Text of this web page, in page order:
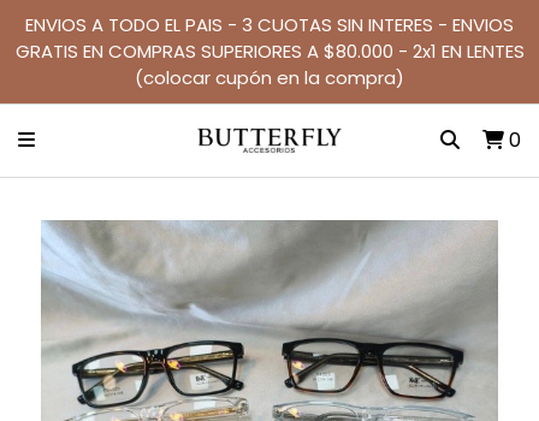
ENVIOS A TODO EL PAIS - 3 CUOTAS SIN INTERES - ENVIOS
GRATIS EN COMPRAS SUPERIORES A $80.000 - 2x1 EN LENTES
(colocar cupón en la compra)
0